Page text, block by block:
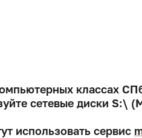
классах
сетевые диски S:\
использовать сервис